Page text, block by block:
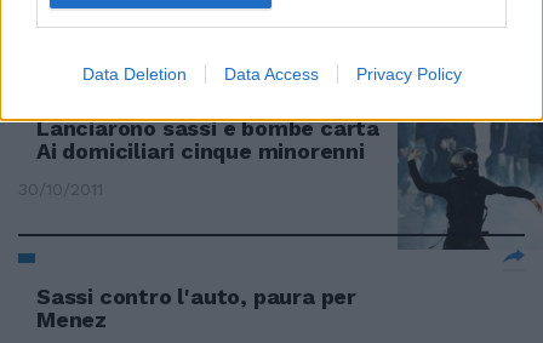
Data Deletion Data Access Privacy Policy
Lanciarono sassi e bombe carta
Ai domiciliari cinque minorenni
30/10/2011
Sassi contro l'auto, paura per
Menez